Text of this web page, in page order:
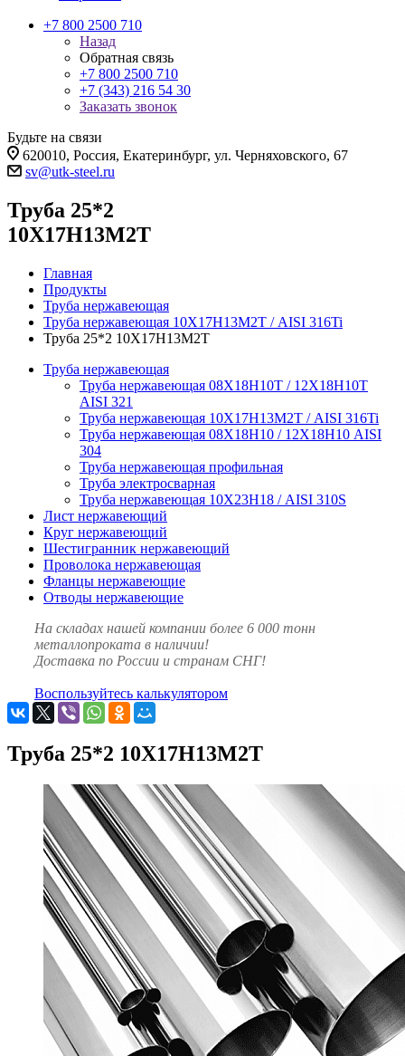
+7 800 2500 710
Назад
Обратная связь
+7 800 2500 710
+7 (343) 216 54 30
Заказать звонок
Будьте на связи
620010, Россия, Екатеринбург, ул. Черняховского, 67
sv@utk-steel.ru
Труба 25*2
10Х17Н13М2Т
Главная
Продукты
Труба нержавеющая
Труба нержавеющая 10Х17Н13М2Т / AISI 316Ti
Труба 25*2 10Х17Н13М2Т
Труба нержавеющая
Труба нержавеющая 08Х18Н10Т / 12Х18Н10Т
AISI 321
Труба нержавеющая 10Х17Н13М2Т / AISI 316Ti
Труба нержавеющая 08Х18Н10 / 12Х18Н10 AISI
304
Труба нержавеющая профильная
Труба электросварная
Труба нержавеющая 10Х23Н18 / AISI 310S
Лист нержавеющий
Круг нержавеющий
Шестигранник нержавеющий
Проволока нержавеющая
Фланцы нержавеющие
Отводы нержавеющие
На складах нашей компании более 6 000 тонн
металлопроката в наличии!
Доставка по России и странам СНГ!
Воспользуйтесь калькулятором
Труба 25*2 10Х17Н13М2Т